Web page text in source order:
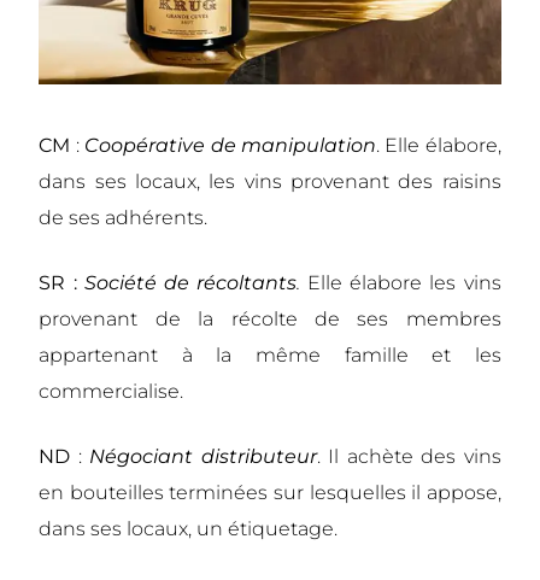
CM : Coopérative de manipulation.Elle élabore,
dans ses locaux, les vins provenant des raisins
de ses adhérents.
SR : Société de récoltants. Elle élabore les vins
provenant de la récolte de ses membres
appartenant à la même famille et les
commercialise.
ND : Négociant distributeur.Il achète des vins
en bouteilles terminées sur lesquelles il appose,
dans ses locaux, un étiquetage.